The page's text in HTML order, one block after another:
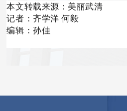
本文转载来源：美丽武清
记者：齐学洋 何毅
编辑：孙佳